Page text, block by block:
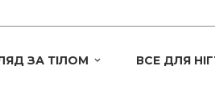
ЗА ТІЛОМ ВСЕ ДЛЯ